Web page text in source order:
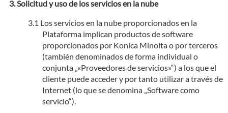
Solicitud y uso de los servicios en la nube
Los servicios en la nube proporcionados en la
Plataforma implican productos de software
proporcionados por Konica Minolta o por terceros
(también denominados de forma individual o
conjunta „«Proveedores de servicios»“) a los que el
cliente puede acceder y por tanto utilizar a través de
Internet (lo que se denomina „Software como
servicio“).